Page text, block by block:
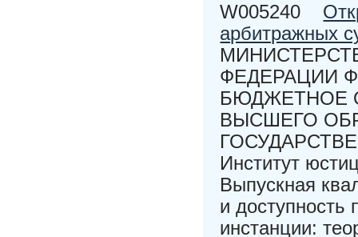
W005240
арбитражных
ФЕДЕРАЦИИ
БЮДЖЕТНОЕ
ВЫСШЕГО
Институт
Выпускная
и доступность
инстанции: